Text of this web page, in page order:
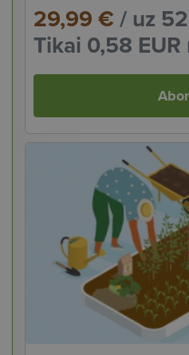
29,99 € / uz
Tikai 0,58 EUR